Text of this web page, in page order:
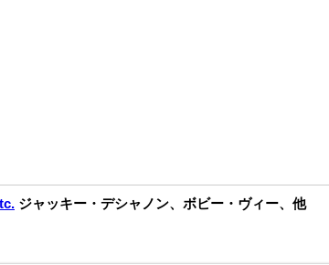
ジャッキー・デシャノン、ボビー・ヴィー、他